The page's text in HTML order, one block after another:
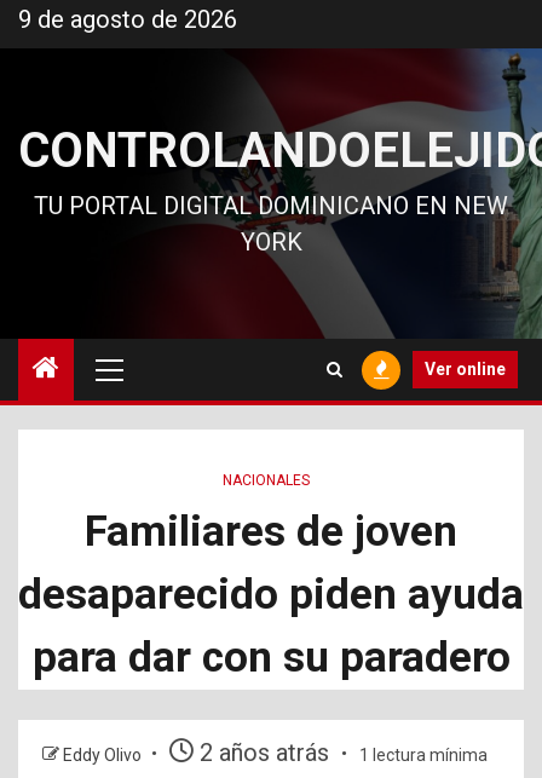
al
9 de agosto de 2026
TU PORTAL DIGITAL DOMINICANO EN NEW
YORK
principal
Ver online
NACIONALES
Familiares de joven
desaparecido piden ayuda
para dar con su paradero
Eddy Olivo 2 años atrás 1 lectura mínima